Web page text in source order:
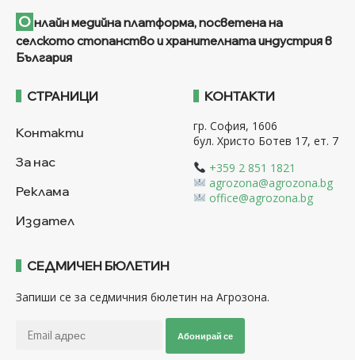
О нлайн медийна платформа, посветена на
селското стопанство и хранителната индустрия в
България
СТРАНИЦИ
Контакти
За нас
Реклама
Издател
КОНТАКТИ
гр. София, 1606
бул. Христо Ботев 17, ет. 7
+359 2 851 1821
agrozona@agrozona.bg
office@agrozona.bg
СЕДМИЧЕН БЮЛЕТИН
Запиши се за седмичния бюлетин на Агрозона.
Абонирай се